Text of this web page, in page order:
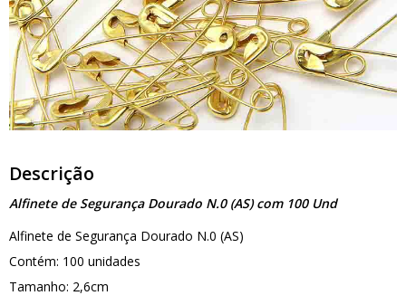
Descrição
Alfinete de Segurança Dourado N.0 (AS) com 100 Und
Alfinete de Segurança Dourado N.0 (AS)
Contém: 100 unidades
Tamanho: 2,6cm